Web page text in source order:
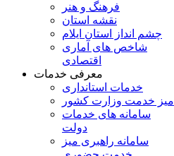
فرهنگ و هنر
نقشه استان
چشم انداز استان ایلام
شاخص های آماری
اقتصادی
معرفی خدمات
خدمات استانداری
میز خدمت وزارت کشور
سامانه های خدمات
دولت
سامانه راهبری میز